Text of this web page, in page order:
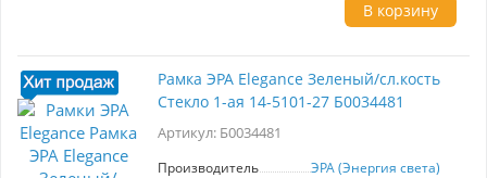
высококачественный пластик, устойчивый к
ультрафиолетовому излучению. - Простота
установки и замены благодаря удобной
конструкции. Преимущества для
пользователя: - Эстетичный внешний вид,
интерьер. - Долговечность и надежность, что
уходе и чистке. Рамка ЭРА Elegance – это
В корзину
Рамка ЭРА Elegance Зеленый/сл.кость
Стекло 1-ая 14-5101-27 Б0034481
Артикул: Б0034481
Производитель
ЭРА (Энергия света)